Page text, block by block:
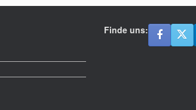
Finde uns: